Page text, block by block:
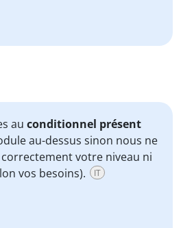
au conditionnel présent
au-dessus sinon nous ne
votre niveau ni
vos besoins).
IT